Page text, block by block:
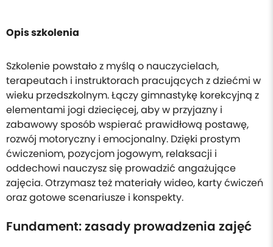
Opis szkolenia
Szkolenie powstało z myślą o nauczycielach,
terapeutach i instruktorach pracujących z dziećmi w
wieku przedszkolnym. Łączy gimnastykę korekcyjną z
elementami jogi dziecięcej, aby w przyjazny i
zabawowy sposób wspierać prawidłową postawę,
rozwój motoryczny i emocjonalny. Dzięki prostym
ćwiczeniom, pozycjom jogowym, relaksacji i
oddechowi nauczysz się prowadzić angażujące
zajęcia. Otrzymasz też materiały wideo, karty ćwiczeń
oraz gotowe scenariusze i konspekty.
Fundament: zasady prowadzenia zajęć